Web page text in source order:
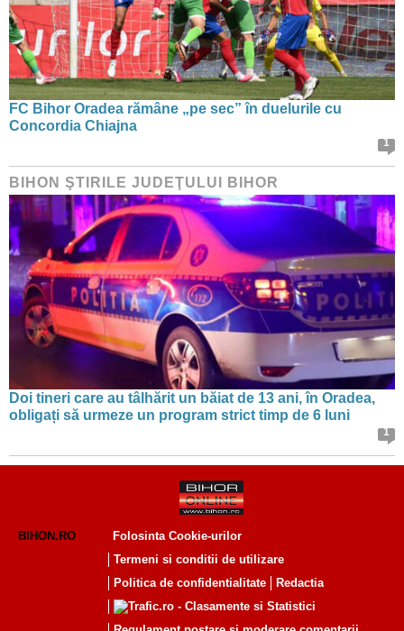
FC Bihor Oradea rămâne „pe sec” în duelurile cu
Concordia Chiajna
1
BIHON ŞTIRILE JUDEŢULUI BIHOR
Doi tineri care au tâlhărit un băiat de 13 ani, în Oradea,
obligați să urmeze un program strict timp de 6 luni
1
BIHON.RO
Folosinta Cookie-urilor
Termeni si conditii de utilizare
Politica de confidentialitate
Redactia